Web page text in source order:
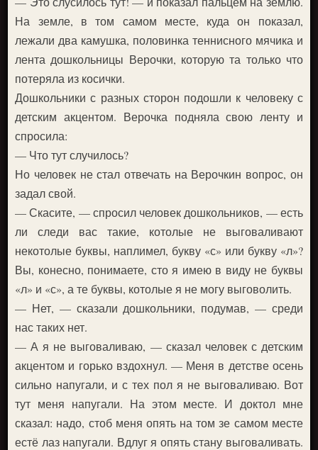
На земле, в том самом месте, куда он показал,
лежали два камушка, половинка теннисного мячика и
лента дошкольницы Верочки, которую та только что
потеряла из косички.
Дошкольники с разных сторон подошли к человеку с
детским акцентом. Верочка подняла свою ленту и
спросила:
— Что тут случилось?
Но человек не стал отвечать на Верочкин вопрос, он
задал свой.
— Скасите, — спросил человек дошкольников, — есть
ли следи вас такие, котолые не выговаливают
некотолые буквы, наплимел, букву «с» или букву «л»?
Вы, конесно, понимаете, сто я имею в виду не буквы
«л» и «с», а те буквы, котолые я не могу выговолить.
— Нет, — сказали дошкольники, подумав, — среди
нас таких нет.
— А я не выговаливаю, — сказал человек с детским
акцентом и горько вздохнул. — Меня в детстве осень
сильно напугали, и с тех пол я не выговаливаю. Вот
тут меня напугали. На этом месте. И доктол мне
сказал: надо, стоб меня опять на том зе самом месте
естё лаз напугали. Вдлуг я опять стану выговаливать.